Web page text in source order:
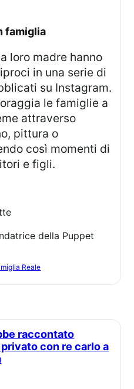
famiglia
in una serie di
su Instagram.
le famiglie a
attraverso
pittura o
così momenti di
e figli.
della Puppet
Reale
con re carlo a